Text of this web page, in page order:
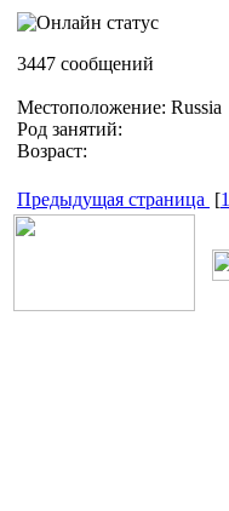
3447 сообщений
Местоположение: Russia
Род занятий:
Возраст:
Предыдущая страница [1